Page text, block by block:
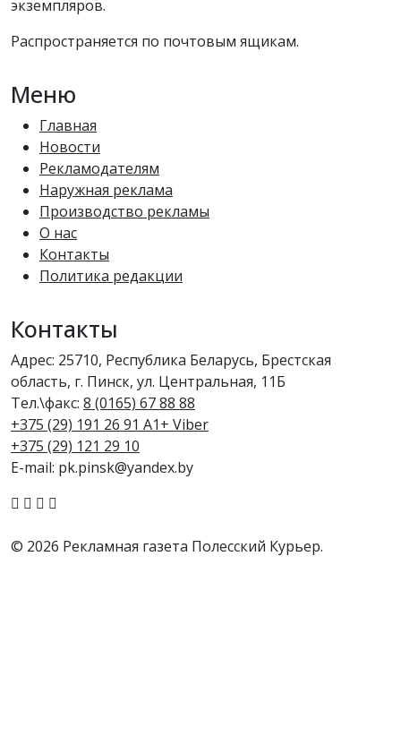
экземпляров.
Распространяется по почтовым ящикам.
Меню
Главная
Новости
Рекламодателям
Наружная реклама
Производство рекламы
О нас
Контакты
Политика редакции
Контакты
Адрес: 25710, Республика Беларусь, Брестская
область, г. Пинск, ул. Центральная, 11Б
Тел.\факс: 8 (0165) 67 88 88
+375 (29) 191 26 91 A1+ Viber
+375 (29) 121 29 10
E-mail: pk.pinsk@yandex.by
© 2026 Рекламная газета Полесский Курьер.